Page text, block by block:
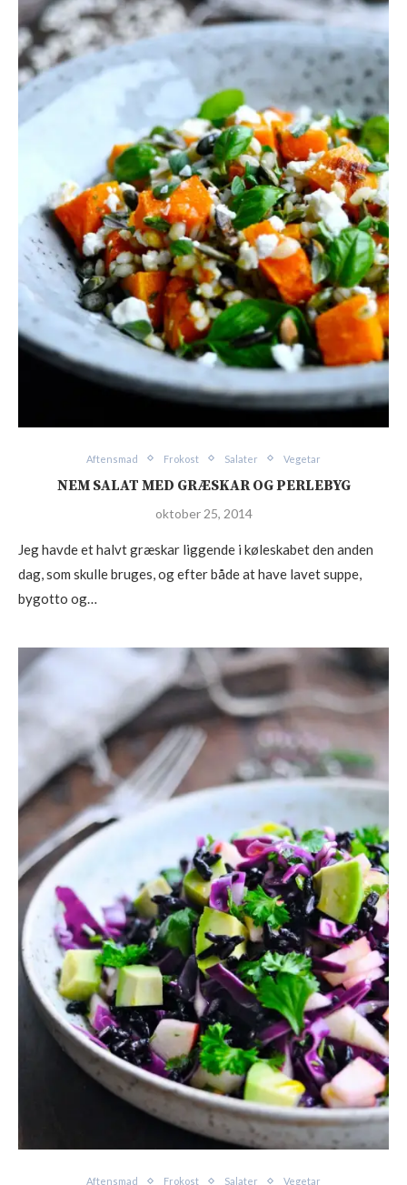
Aftensmad Frokost Salater Vegetar
NEM SALAT MED GRÆSKAR OG PERLEBYG
oktober 25, 2014
Jeg havde et halvt græskar liggende i køleskabet den anden
dag, som skulle bruges, og efter både at have lavet suppe,
bygotto og…
Aftensmad Frokost Salater Vegetar